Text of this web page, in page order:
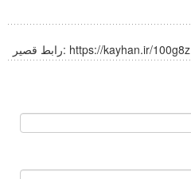
رابط قصير: https://kayhan.ir/100g8z